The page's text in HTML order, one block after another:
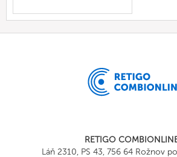
RETIGO
Láň 2310, PS 43, 756 64 Rožnov